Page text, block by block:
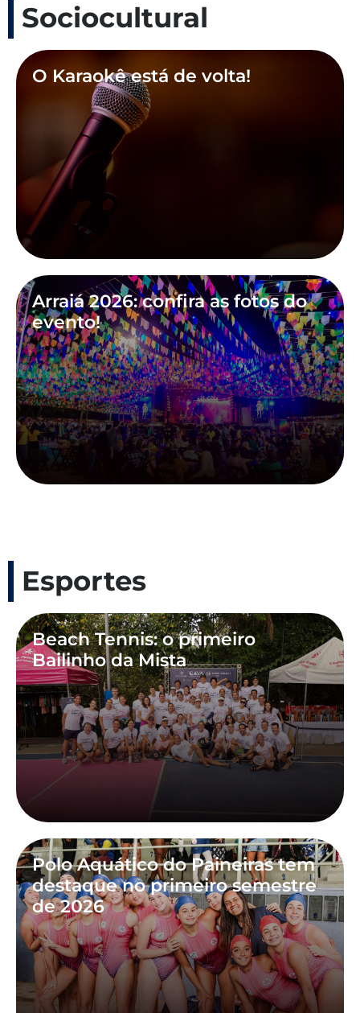
Sociocultural
O Karaokê está de volta!
Arraiá 2026: confira as fotos do
evento!
Esportes
Beach Tennis: o primeiro
Bailinho da Mista
Polo Aquático do Paineiras tem
destaque no primeiro semestre
de 2026